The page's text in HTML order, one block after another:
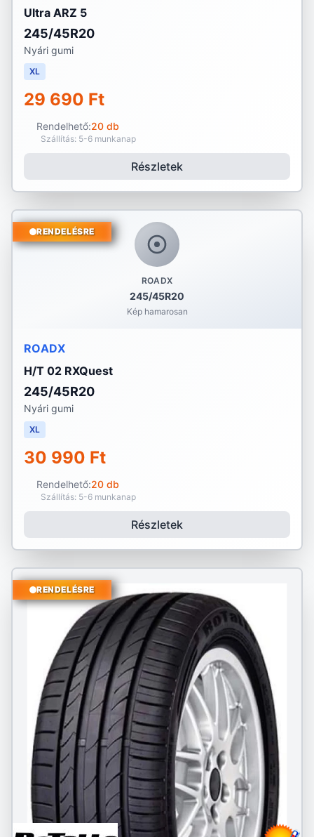
Ultra ARZ 5
245/45R20
Nyári gumi
XL
29 690 Ft
Rendelhető:20 db
Szállítás: 5-6 munkanap
Részletek
ROADX
245/45R20
Kép hamarosan
RENDELÉSRE
ROADX
H/T 02 RXQuest
245/45R20
Nyári gumi
XL
30 990 Ft
Rendelhető:20 db
Szállítás: 5-6 munkanap
Részletek
RENDELÉSRE